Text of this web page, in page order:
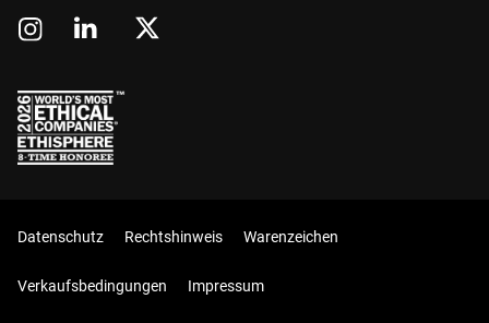
Datenschutz Rechtshinweis Warenzeichen
Verkaufsbedingungen Impressum